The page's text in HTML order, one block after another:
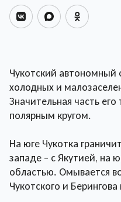
Чукотский автономный
холодных и
Значительная часть
полярным кругом.
На юге Чукотка
западе – с Якутией, на
областью. Омывается
Чукотского и